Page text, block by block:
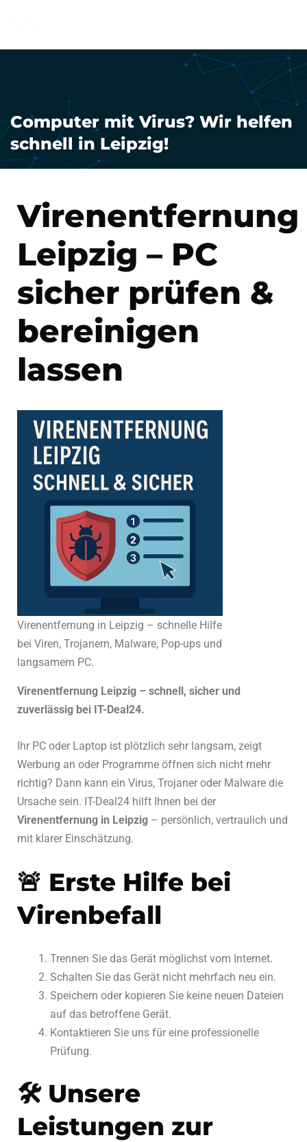
Computer mit Virus? Wir helfen
schnell in Leipzig!
Virenentfernung
Leipzig – PC
sicher prüfen &
bereinigen
lassen
Virenentfernung in Leipzig – schnelle Hilfe
bei Viren, Trojanern, Malware, Pop-ups und
langsamem PC.
Virenentfernung Leipzig – schnell, sicher und
zuverlässig bei IT-Deal24.
Ihr PC oder Laptop ist plötzlich sehr langsam, zeigt
Werbung an oder Programme öffnen sich nicht mehr
richtig? Dann kann ein Virus, Trojaner oder Malware die
Ursache sein. IT-Deal24 hilft Ihnen bei der
Virenentfernung in Leipzig – persönlich, vertraulich und
mit klarer Einschätzung.
🚨 Erste Hilfe bei
Virenbefall
Trennen Sie das Gerät möglichst vom Internet.
Schalten Sie das Gerät nicht mehrfach neu ein.
Speichern oder kopieren Sie keine neuen Dateien
auf das betroffene Gerät.
Kontaktieren Sie uns für eine professionelle
Prüfung.
🛠 Unsere
Leistungen zur